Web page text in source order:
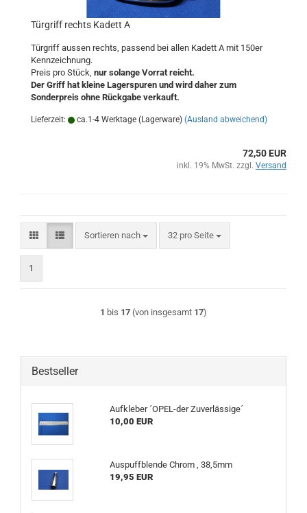
Türgriff rechts Kadett A
Türgriff aussen rechts, passend bei allen Kadett A mit 150er
Kennzeichnung.
Preis pro Stück, nur solange Vorrat reicht.
Der Griff hat kleine Lagerspuren und wird daher zum
Sonderpreis ohne Rückgabe verkauft.
Lieferzeit: ca.1-4 Werktage (Lagerware) (Ausland abweichend)
72,50 EUR
inkl. 19% MwSt. zzgl. Versand
Sortieren nach
Sortieren nach 32 pro Seite
pro Seite
1
1 bis 17 (von insgesamt 17)
Bestseller
Aufkleber ´OPEL-der Zuverlässige´
10,00 EUR
Auspuffblende Chrom , 38,5mm
19,95 EUR